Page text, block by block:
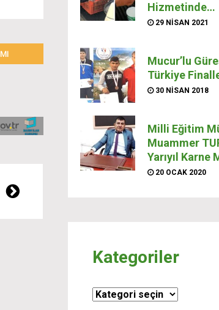
Hizmetinde…
29 NISAN 2021
Mucur’lu
Türkiye
30 NISAN 2018
Milli Eğitim
Muammer
Yarıyıl Karne
20 OCAK 2020
Kategoriler
Kategoriler